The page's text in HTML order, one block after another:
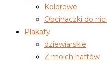
Kolorowe
Obcinaczki do nici
Plakaty
dziewiarskie
Z moich haftów